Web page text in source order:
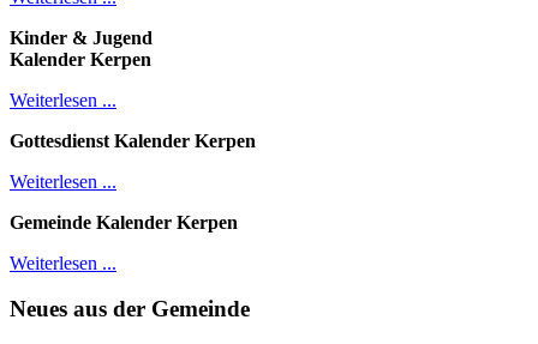
Kinder & Jugend
Kalender Kerpen
Weiterlesen ...
Gottesdienst Kalender Kerpen
Weiterlesen ...
Gemeinde Kalender Kerpen
Weiterlesen ...
Neues aus der Gemeinde